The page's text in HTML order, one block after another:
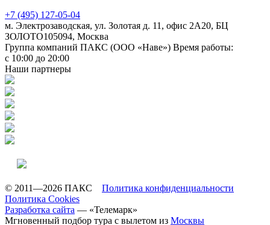
+7 (495) 127-05-04
м. Электрозаводская, ул. Золотая д. 11, офис 2А20, БЦ
ЗОЛОТО105094, Москва
Группа компаний ПАКС (ООО «Наве») Время работы:
с 10:00 до 20:00
Наши партнеры
© 2011—2026 ПАКС Политика конфиденциальности
Политика Cookies
Разработка сайта — «Телемарк»
Мгновенный подбор тура с вылетом из Москвы